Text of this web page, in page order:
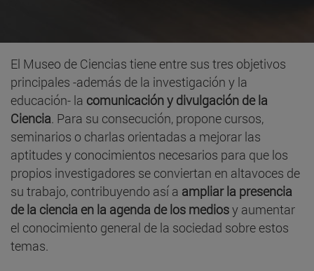
El Museo de Ciencias tiene entre sus tres objetivos
principales -además de la investigación y la
educación- la comunicación y divulgación de la
Ciencia. Para su consecución, propone cursos,
seminarios o charlas orientadas a mejorar las
aptitudes y conocimientos necesarios para que los
propios investigadores se conviertan en altavoces de
su trabajo, contribuyendo así a ampliar la presencia
de la ciencia en la agenda de los mediosy aumentar
el conocimiento general de la sociedad sobre estos
temas.